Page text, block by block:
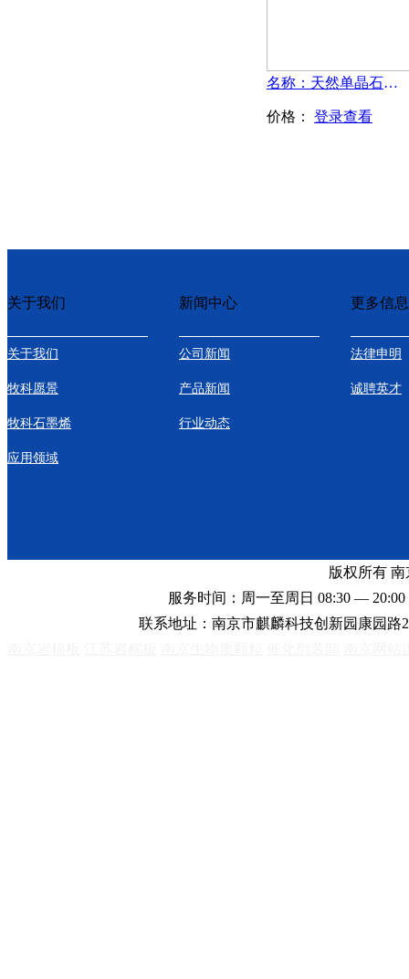
名称：天然单晶石墨-国产
价格： 登录查看
关于我们 新闻中心 更多信息
关于我们
牧科愿景
牧科石墨烯
应用领域
公司新闻
产品新闻
行业动态
法律申明
诚聘英才
版权所有
服务时间：周一至周日 08:30 —
联系地址：南京市麒麟科技创新园康园